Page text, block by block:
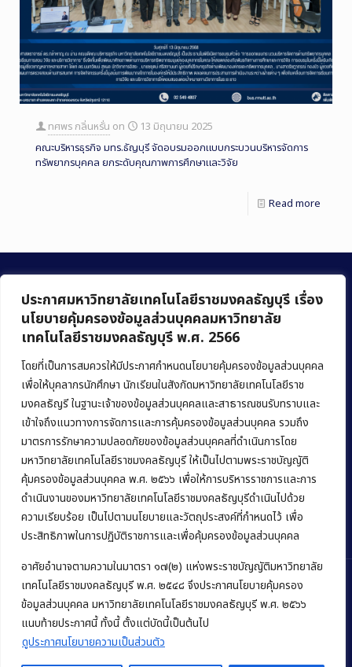
ประกาศมหาวิทยาลัยเทคโนโลยีราชมงคลธัญบุรี เรื่อง
นโยบายคุ้มครองข้อมูลส่วนบุคคลมหาวิทยาลัย
เทคโนโลยีราชมงคลธัญบุรี พ.ศ. 2566
โดยที่เป็นการสมควรให้มีประกาศกำหนดนโยบายคุ้มครองข้อมูลส่วนบุคคล
เพื่อให้บุคลากรนักศึกษา นักเรียนในสังกัดมหาวิทยาลัยเทคโนโลยีราช
มงคลธัญรี ในฐานะเจ้าของข้อมูลส่วนบุคคลและสาธารณชนรับทราบและ
เข้าใจถึงแนวทางการจัดการและการคุ้มครองข้อมูลส่วนบุคคล รวมถึง
มาตรการรักษาความปลอดภัยของข้อมูลส่วนบุคคลที่ดำเนินการโดย
มหาวิทยาลัยเทคโนโลยีราชมงคลธัญบุรี ให้เป็นไปตามพระราชบัญญัติ
คุ้มครองข้อมูลส่วนบุคคล พ.ศ. ๒๕๖๖ เพื่อให้การบริหารราชการและการ
ดำเนินงานของมหาวิทยาลัยเทคโนโลยีราชมงคลธัญบุรีดำเนินไปด้วย
ความเรียบร้อย เป็นไปตามนโยบายและวัตถุประสงค์ที่กำหนดไว้ เพื่อ
ประสิทธิภาพในการปฏิบัติราชการและเพื่อคุ้มครองข้อมูลส่วนบุคคล
อาศัยอำนาจตามความในมาตรา ๑๗(๒) แห่งพระราชบัญญัติมหาวิทยาลัย
เทคโนโลยีราชมงคลธัญบุรี พ.ศ. ๒๕๔๘ จึงประกาศนโยบายคุ้มครอง
ข้อมูลส่วนบุคคล มหาวิทยาลัยเทคโนโลยีราชมงคลธัญบุรี พ.ศ. ๒๕๖๖
แนบท้ายประกาศนี้ ทั้งนี้ ตั้งแต่บัดนี้เป็นต้นไป
ดูประกาศนโยบายความเป็นส่วนตัว
ทศพร กลิ่นหรั่น on
13 มิถุนายน 2025
คณะบริหารธุรกิจ มทร.ธัญบุรี จัดอบรมออกแบบกระบวนบริหารจัดการ
ทรัพยากรบุคคล ยกระดับคุณภาพการศึกษาและวิจัย
Read more
คณะบริหารธุรกิจ
มหาวิทยาลัยเทคโนโลยีราชมงคลธัญบุรี
39 หมู่ 1 ถนนรังสิต-นครนายก ตำบลคลองหก
อำเภอคลองหลวง จังหวัดปทุมธานี 12120
Phone:+66 (0) 2549 3243,+66 (0) 2549 3241
E-mail:bus@rmutt.ac.th
Copyright © 2022 คณะบริหารธุรกิจ มหาวิทยาลัยเทคโนโลยีราชมงคล
ธัญบุรี